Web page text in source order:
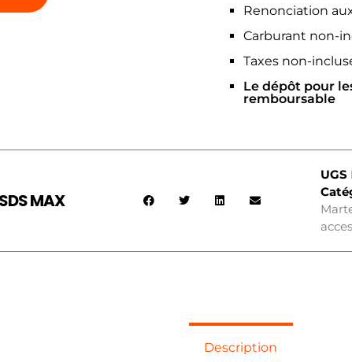
Renonciation
Carburant non-
Taxes non-
Le dépôt pour
remboursable
MAX
UGS
Description